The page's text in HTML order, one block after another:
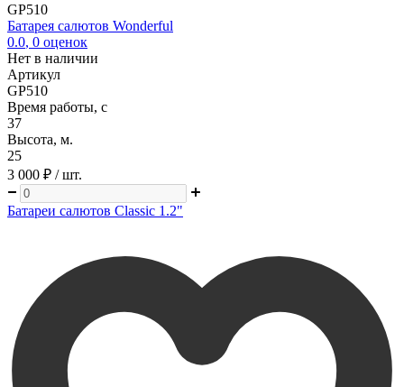
GP510
Батарея салютов Wonderful
0.0, 0 оценок
Нет в наличии
Артикул
GP510
Время работы, с
37
Высота, м.
25
3 000 ₽ / шт.
Батареи салютов Classic 1.2"